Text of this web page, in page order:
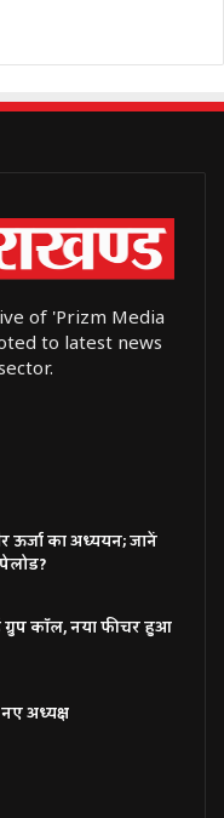
of 'Prizm Media
to latest news
ऊर्जा का अध्ययन; जानें
कॉल, नया फीचर हुआ
अध्यक्ष